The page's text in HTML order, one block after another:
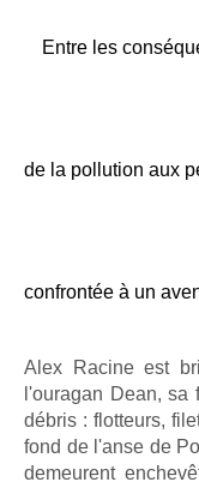
Entre les
de la pollution aux
confrontée à un
Alex Racine est
l'ouragan Dean,
débris : flotteurs,
fond de l'anse de
demeurent